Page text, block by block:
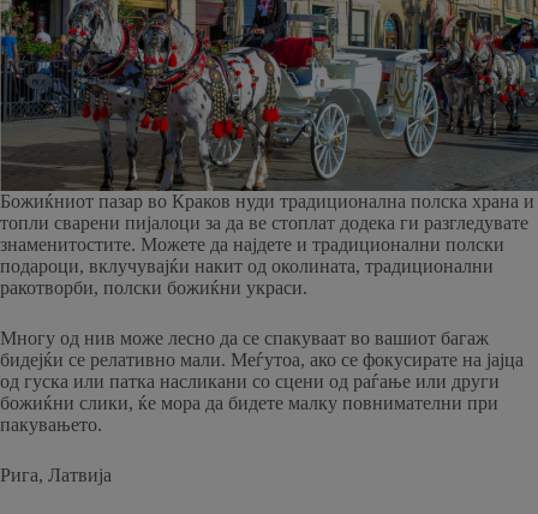
Божиќниот пазар во Краков нуди традиционална полска храна и
топли сварени пијалоци за да ве стоплат додека ги разгледувате
знаменитостите. Можете да најдете и традиционални полски
подароци, вклучувајќи накит од околината, традиционални
ракотворби, полски божиќни украси.
Многу од нив може лесно да се спакуваат во вашиот багаж
бидејќи се релативно мали. Меѓутоа, ако се фокусирате на јајца
од гуска или патка насликани со сцени од раѓање или други
божиќни слики, ќе мора да бидете малку повнимателни при
пакувањето.
Рига, Латвија